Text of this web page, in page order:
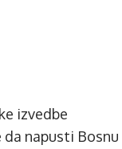
izvedbe
da napusti Bosnu